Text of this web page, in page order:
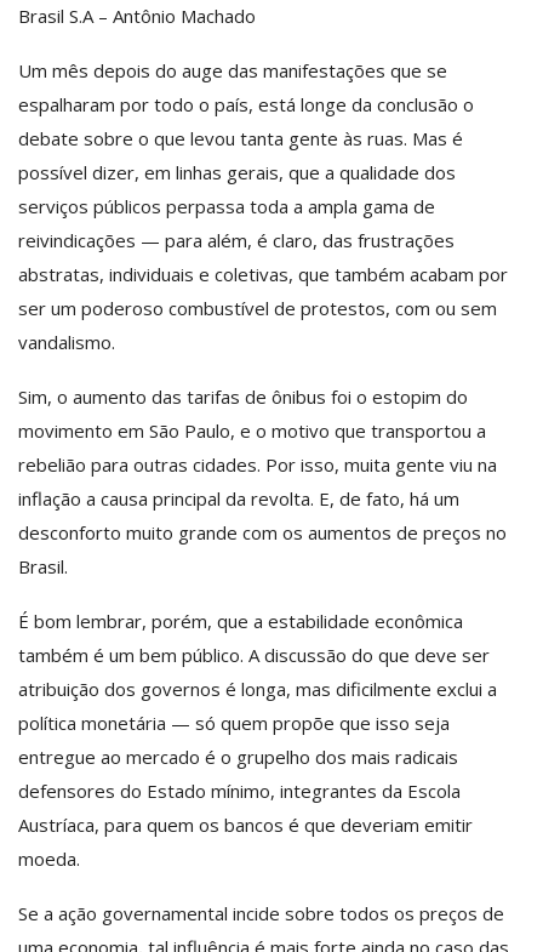
Brasil S.A – Antônio Machado
Um mês depois do auge das manifestações que se
espalharam por todo o país, está longe da conclusão o
debate sobre o que levou tanta gente às ruas. Mas é
possível dizer, em linhas gerais, que a qualidade dos
serviços públicos perpassa toda a ampla gama de
reivindicações — para além, é claro, das frustrações
abstratas, individuais e coletivas, que também acabam por
ser um poderoso combustível de protestos, com ou sem
vandalismo.
Sim, o aumento das tarifas de ônibus foi o estopim do
movimento em São Paulo, e o motivo que transportou a
rebelião para outras cidades. Por isso, muita gente viu na
inflação a causa principal da revolta. E, de fato, há um
desconforto muito grande com os aumentos de preços no
Brasil.
É bom lembrar, porém, que a estabilidade econômica
também é um bem público. A discussão do que deve ser
atribuição dos governos é longa, mas dificilmente exclui a
política monetária — só quem propõe que isso seja
entregue ao mercado é o grupelho dos mais radicais
defensores do Estado mínimo, integrantes da Escola
Austríaca, para quem os bancos é que deveriam emitir
moeda.
Se a ação governamental incide sobre todos os preços de
uma economia, tal influência é mais forte ainda no caso das